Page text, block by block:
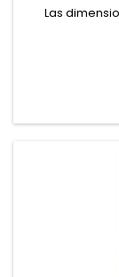
Las